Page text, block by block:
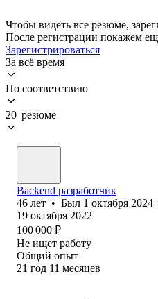
Чтобы видеть все резюме,
После регистрации покажем
Зарегистрироваться
За всё время
По соответствию
20 резюме
Backend разработчик
46 лет • Был 1 октября 2024
19 октября 2022
100 000 ₽
Не ищет работу
Общий опыт
21 год 11 месяцев